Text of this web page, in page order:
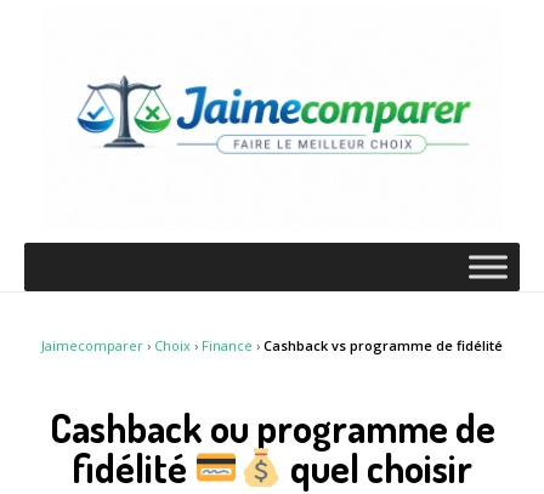
Jaimecomparer › Choix › Finance › Cashback vs programme de fidélité
Cashback ou programme de
fidélité
quel choisir